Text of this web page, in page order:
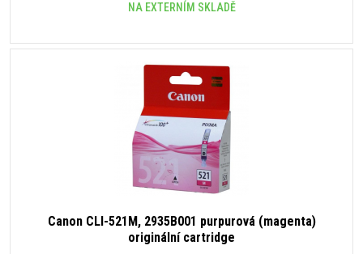
NA EXTERNÍM SKLADĚ
Canon CLI-521M, 2935B001 purpurová (magenta)
originální cartridge